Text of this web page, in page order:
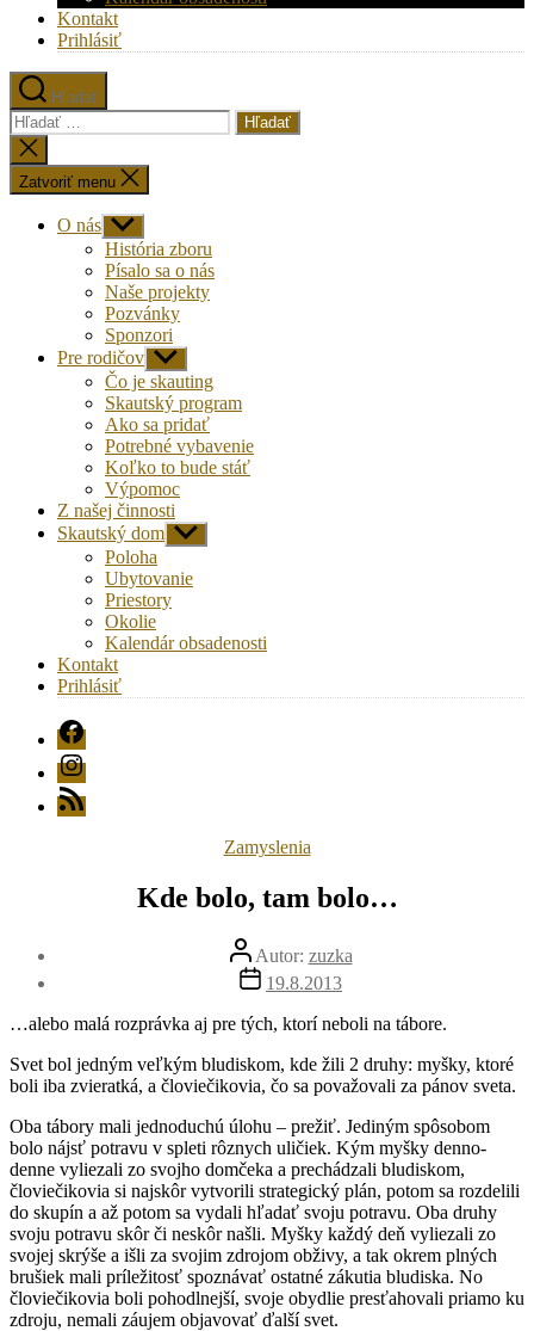
Kontakt
Prihlásiť
Hľadať
Vyhľadať:
Zatvoriť
vyhľadávanie
Zatvoriť menu
O nás Zobraziť
druhú
úroveň
navigácie
História zboru
Písalo sa o nás
Naše projekty
Pozvánky
Sponzori
Pre rodičov Zobraziť
druhú
úroveň
navigácie
Čo je skauting
Skautský program
Ako sa pridať
Potrebné vybavenie
Koľko to bude stáť
Výpomoc
Z našej činnosti
Skautský dom Zobraziť
druhú
úroveň
navigácie
Poloha
Ubytovanie
Priestory
Okolie
Kalendár obsadenosti
Kontakt
Prihlásiť
FB
Instagram
RSS
Kategórie
Zamyslenia
Kde bolo, tam bolo…
Autor
článku
Autor: zuzka
Dátum
článku
19.8.2013
…alebo malá rozprávka aj pre tých, ktorí neboli na tábore.
Svet bol jedným veľkým bludiskom, kde žili 2 druhy: myšky, ktoré
boli iba zvieratká, a človiečikovia, čo sa považovali za pánov sveta.
Oba tábory mali jednoduchú úlohu – prežiť. Jediným spôsobom
bolo nájsť potravu v spleti rôznych uličiek. Kým myšky denno-
denne vyliezali zo svojho domčeka a prechádzali bludiskom,
človiečikovia si najskôr vytvorili strategický plán, potom sa rozdelili
do skupín a až potom sa vydali hľadať svoju potravu. Oba druhy
svoju potravu skôr či neskôr našli. Myšky každý deň vyliezali zo
svojej skrýše a išli za svojim zdrojom obživy, a tak okrem plných
brušiek mali príležitosť spoznávať ostatné zákutia bludiska. No
človiečikovia boli pohodlnejší, svoje obydlie presťahovali priamo ku
zdroju, nemali záujem objavovať ďalší svet.